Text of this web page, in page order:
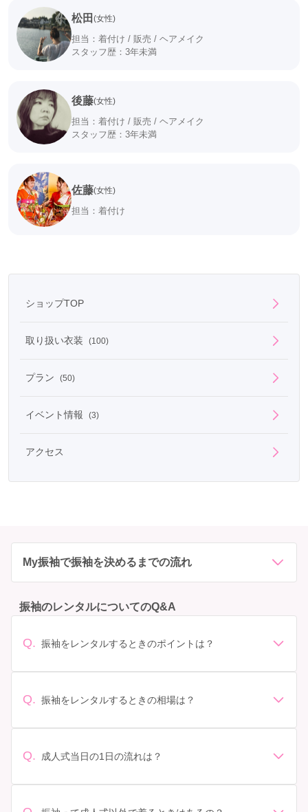
松田 (女性)
担当：着付け / 販売 / ヘアメイク
スタッフ歴：3年未満
後藤(女性)
担当：着付け / 販売 / ヘアメイク
スタッフ歴：3年未満
佐藤(女性)
担当：着付け
ショップTOP
取り扱い衣装 (100)
プラン (50)
イベント情報 (3)
アクセス
My振袖で振袖を決めるまでの流れ
振袖のレンタルについてのQ&A
Q. 振袖をレンタルするときのポイントは？
があります。 サイズ選び: 自分の体型に合ったサイズを
ンタル料金に含まれるもの（小物や帯、草履など）を確
っかり確認しておく必要があります。 お店選び: 評判や
Q. 振袖をレンタルするときの相場は？
されています。 高級なものやブランド物になると、それ
Q. 成人式当日の1日の流れは？
人式: 一般的に午前中に成人式が行わる場合が多いです